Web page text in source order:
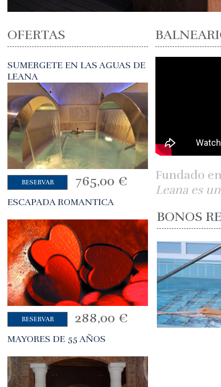
OFERTAS
SUMERGETE EN LAS AGUAS DE
LEANA
RESERVAR 765,00 €
ESCAPADA ROMANTICA
RESERVAR 288,00 €
MAYORES DE 55 AÑOS
Fundado
Leana es
BONOS